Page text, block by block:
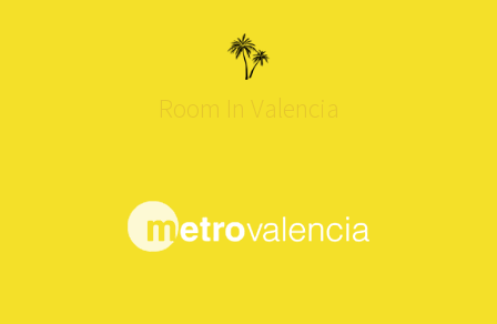
Room In Valencia